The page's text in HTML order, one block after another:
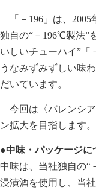
「－196」は、2005
独自の“－196℃製法”
いしいチューハイ”「
うなみずみずしい味
だいています。
今回は〈バレンシ
ン拡大を目指します。
●中味・パッケージに
中味は、当社独自の“
浸漬酒を使用し、当